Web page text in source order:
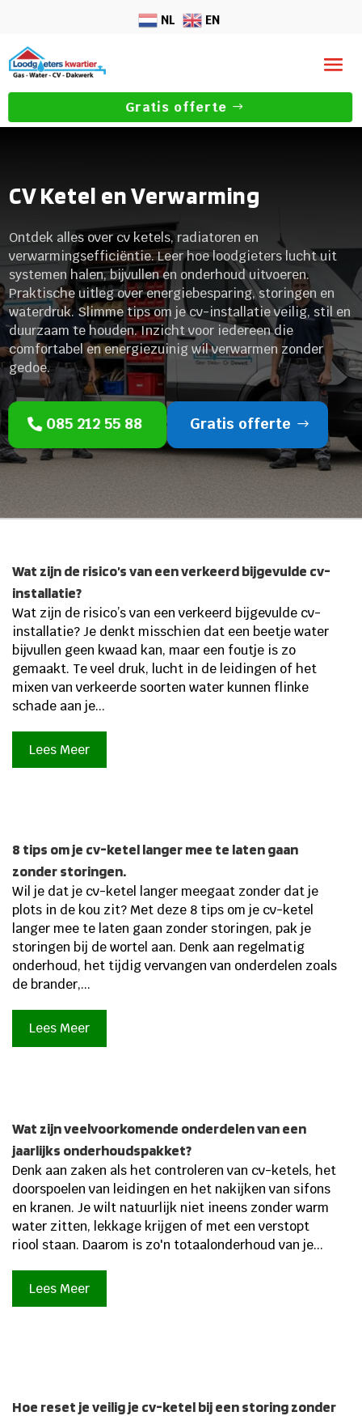
NL EN
Gratis offerte
CV Ketel en Verwarming
Ontdek alles over cv ketels, radiatoren en
verwarmingsefficiëntie. Leer hoe loodgieters lucht uit
systemen halen, bijvullen en onderhoud uitvoeren.
Praktische uitleg over energiebesparing, storingen en
waterdruk. Slimme tips om je cv-installatie veilig, stil en
duurzaam te houden. Inzicht voor iedereen die
comfortabel en energiezuinig wil verwarmen zonder
gedoe.
085 212 55 88 Gratis offerte
Wat zijn de risico’s van een verkeerd bijgevulde cv-
installatie?
Wat zijn de risico’s van een verkeerd bijgevulde cv-
installatie? Je denkt misschien dat een beetje water
bijvullen geen kwaad kan, maar een foutje is zo
gemaakt. Te veel druk, lucht in de leidingen of het
mixen van verkeerde soorten water kunnen flinke
schade aan je...
Lees Meer
8 tips om je cv-ketel langer mee te laten gaan
zonder storingen.
Wil je dat je cv-ketel langer meegaat zonder dat je
plots in de kou zit? Met deze 8 tips om je cv-ketel
langer mee te laten gaan zonder storingen, pak je
storingen bij de wortel aan. Denk aan regelmatig
onderhoud, het tijdig vervangen van onderdelen zoals
de brander,...
Lees Meer
Wat zijn veelvoorkomende onderdelen van een
jaarlijks onderhoudspakket?
Denk aan zaken als het controleren van cv-ketels, het
doorspoelen van leidingen en het nakijken van sifons
en kranen. Je wilt natuurlijk niet ineens zonder warm
water zitten, lekkage krijgen of met een verstopt
riool staan. Daarom is zo'n totaalonderhoud van je...
Lees Meer
Hoe reset je veilig je cv-ketel bij een storing zonder